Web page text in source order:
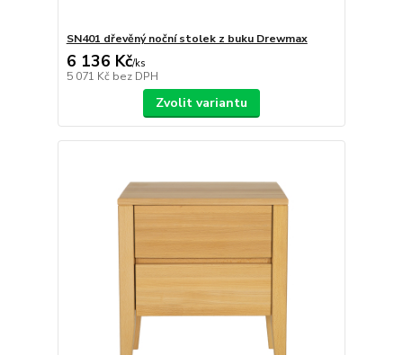
SN401 dřevěný noční stolek z buku Drewmax
6 136 Kč/ks
5 071 Kč bez DPH
Zvolit variantu